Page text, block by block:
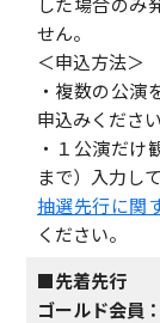
せん。
＜申込方法＞
・複数の公
申込みください
・１公演だ
まで）入力し
抽選先行に関
ください。
■先着先行
ゴールド会員